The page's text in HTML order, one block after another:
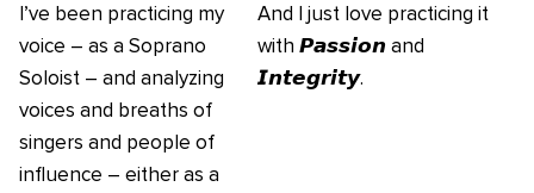
I’ve been practicing my
voice – as a Soprano
Soloist – and analyzing
voices and breaths of
singers and people of
influence – either as a
And I just love practicing it
with 𝙋𝙖𝙨𝙨𝙞𝙤𝙣 and
𝙄𝙣𝙩𝙚𝙜𝙧𝙞𝙩𝙮.